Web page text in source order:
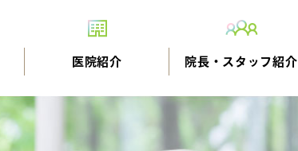
医院紹介 院長・スタッフ紹介